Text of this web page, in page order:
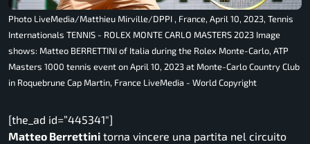
Photo LiveMedia/Matthieu Mirville/DPPI , France, April 10, 2023, Tennis
Internationals TENNIS - ROLEX MONTE CARLO MASTERS 2023 Image
shows: Matteo BERRETTINI of Italia during the Rolex Monte-Carlo, ATP
Masters 1000 tennis event on April 10, 2023 at Monte-Carlo Country Club
in Roquebrune Cap Martin, France LiveMedia - World Copyright
[the_ad id=”445341″]
Matteo Berrettini torna vincere una partita nel circuito